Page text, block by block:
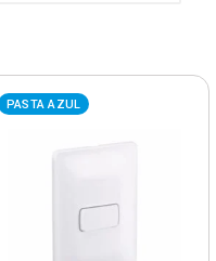
PASTA AZUL